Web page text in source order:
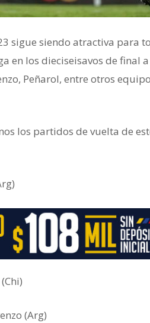
sigue siendo atractiva para
en los dieciseisavos de final
Peñarol, entre otros
los partidos de vuelta de
(Arg)